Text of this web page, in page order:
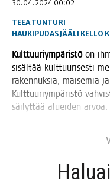
30.04.2024 00:02
TEEA TUNTURI
HAUKIPUDASJÄÄLI KELLO
Kult­tuu­riym­pä­ris­töon
sisäl­tää kult­tuu­ri­ses­ti
raken­nuk­sia, mai­se­mia
Kult­tuu­riym­pä­ris­tö
säi­lyt­tää aluei­den